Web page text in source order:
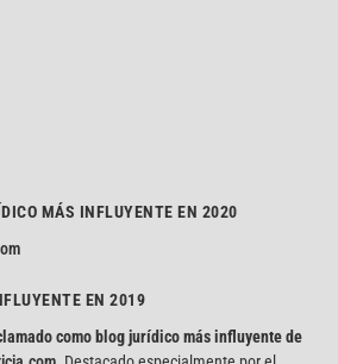
MÁS INFLUYENTE EN 2020
EN 2019
como blog jurídico más influyente de